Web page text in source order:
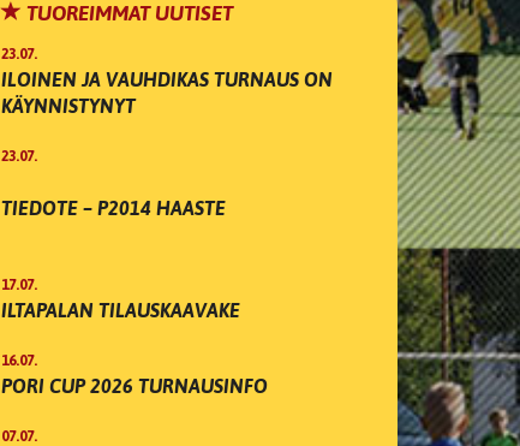
TUOREIMMAT UUTISET
23.07.
ILOINEN JA VAUHDIKAS TURNAUS ON
KÄYNNISTYNYT
23.07.
TIEDOTE – P2014 HAASTE
17.07.
ILTAPALAN TILAUSKAAVAKE
16.07.
PORI CUP 2026 TURNAUSINFO
07.07.